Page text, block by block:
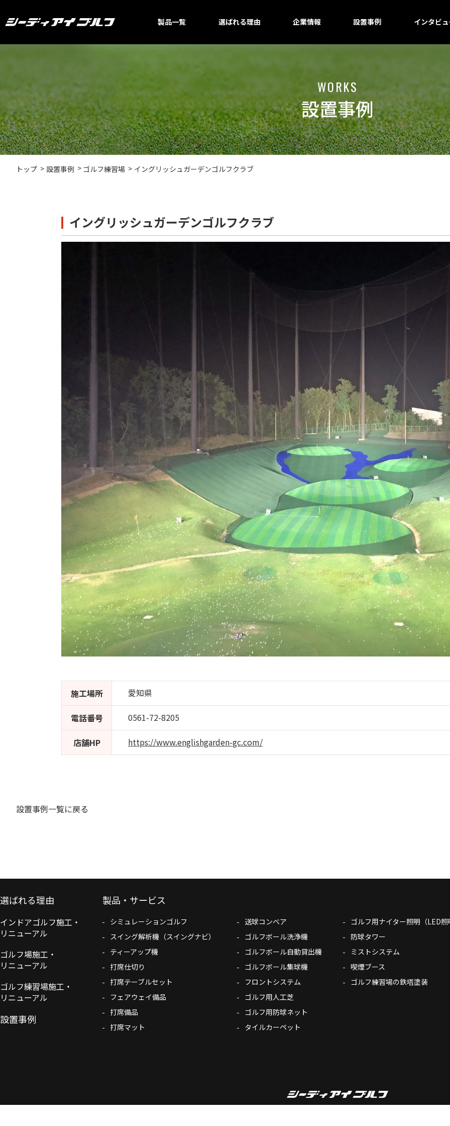
製品一覧 選ばれる理由 企業情報 設置事例 インタビ
WORKS
設置事例
トップ 設置事例 ゴルフ練習場 イングリッシュガーデンゴルフクラブ
イングリッシュガーデンゴルフクラブ
施工場所 愛知県
電話番号 0561-72-8205
店舗HP https://www.englishgarden-gc.com/
設置事例一覧に戻る
選ばれる理由
インドアゴルフ施工・
リニューアル
ゴルフ場施工・
リニューアル
ゴルフ練習場施工・
リニューアル
設置事例
製品・サービス
シミュレーションゴルフ
スイング解析機（スイングナビ）
ティーアップ機
打席仕切り
打席テーブルセット
フェアウェイ備品
打席備品
打席マット
送球コンベア
ゴルフボール洗浄機
ゴルフボール自動貸出機
ゴルフボール集球機
フロントシステム
ゴルフ用人工芝
ゴルフ用防球ネット
タイルカーペット
ゴルフ用ナイター照明（LED照
防球タワー
ミストシステム
喫煙ブース
ゴルフ練習場の鉄塔塗装